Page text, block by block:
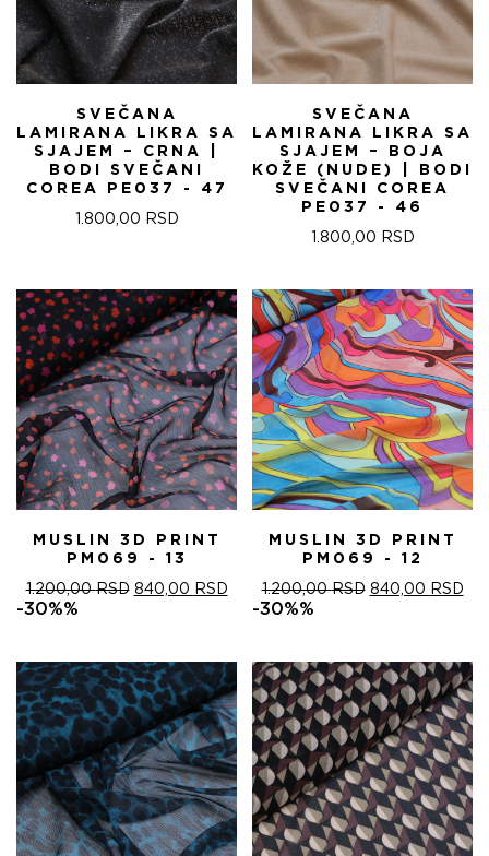
SVEČANA
LAMIRANA LIKRA SA
SJAJEM – CRNA |
BODI SVEČANI
COREA PE037 - 47
1.800,00 RSD
SVEČANA
LAMIRANA LIKRA SA
SJAJEM – BOJA
KOŽE (NUDE) | BODI
SVEČANI COREA
PE037 - 46
1.800,00 RSD
MUSLIN 3D PRINT
PM069 - 13
1.200,00RSD ОРИГИНАЛНА
1.200,00 RSD.
840,00 RSDТРЕНУТНА
ЦЕНА
-30%%
MUSLIN 3D PRINT
PM069 - 12
1.200,00RSD ОРИГИНАЛНА
1.200,00 RSD.
840,00 RSD
-30%%